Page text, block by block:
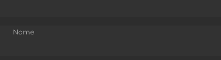
Nome